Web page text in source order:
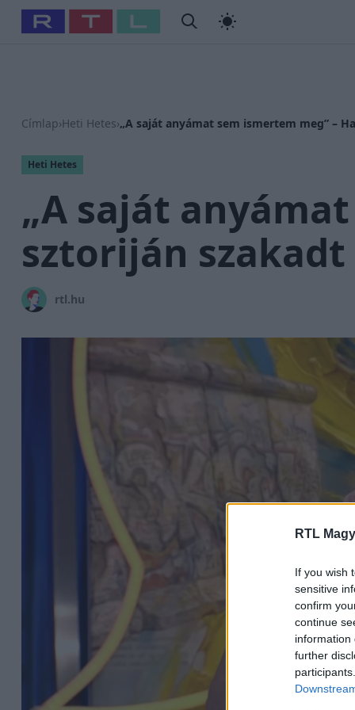
RTL
If you wish
sensitive
confirm
continue
information
further
Babits Marcella #Szellő István #Most Wanted
Címlap›Heti Hetes›„A saját anyámat sem ismertem meg” –
Heti Hetes
„A saját
sztoriján szakadt
rtl.hu